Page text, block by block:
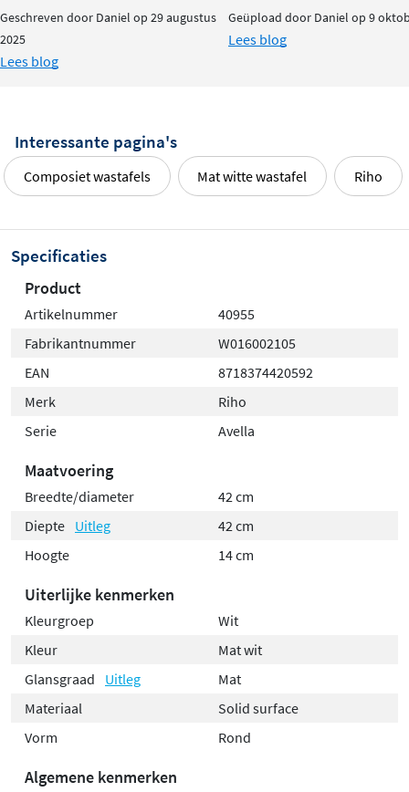
Geschreven door Daniel op 29 augustus
2025
Lees blog
Geüpload door Daniel op 9
Lees blog
Interessante pagina's
Composiet wastafels Mat witte wastafel Riho
Specificaties
Product
Artikelnummer
40955
Fabrikantnummer
W016002105
EAN
8718374420592
Merk
Riho
Serie
Avella
Maatvoering
Breedte/diameter
42 cm
Diepte Uitleg
42 cm
Hoogte
14 cm
Uiterlijke kenmerken
Kleurgroep
Wit
Kleur
Mat wit
Glansgraad
Uitleg
Mat
Materiaal
Solid surface
Vorm
Rond
Algemene kenmerken